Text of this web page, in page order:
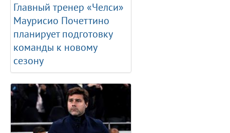
Главный тренер «Челси»
Маурисио Почеттино
планирует подготовку
команды к новому
сезону